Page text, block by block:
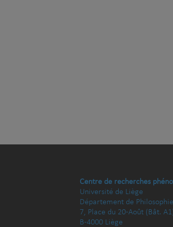
Centre de recherches
Université de Liège
Département de Philosophie
7, Place du 20-Août (Bât.
B-4000 Liège